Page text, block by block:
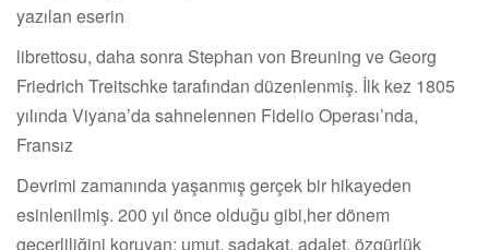
yazılan eserin
librettosu, daha sonra Stephan von Breuning ve Georg
Friedrich Treitschke tarafından düzenlenmiş. İlk kez 1805
yılında Viyana’da sahnelennen Fidelio Operası’nda,
Fransız
Devrimi zamanında yaşanmış gerçek bir hikayeden
esinlenilmiş. 200 yıl önce olduğu gibi,her dönem
geçerliliğini koruyan; umut, sadakat, adalet, özgürlük